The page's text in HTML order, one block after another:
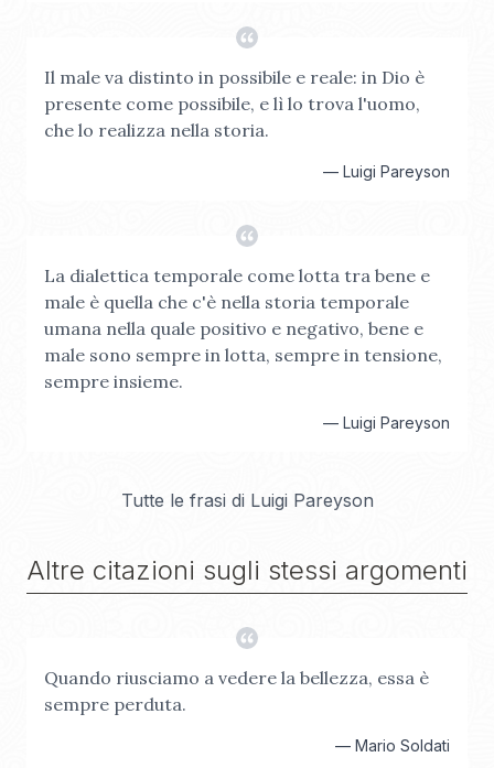
Il male va distinto in possibile e reale: in Dio è
presente come possibile, e lì lo trova l'uomo,
che lo realizza nella storia.
— Luigi Pareyson
La dialettica temporale come lotta tra bene e
male è quella che c'è nella storia temporale
umana nella quale positivo e negativo, bene e
male sono sempre in lotta, sempre in tensione,
sempre insieme.
— Luigi Pareyson
Tutte le frasi di Luigi Pareyson
Altre citazioni sugli stessi argomenti
Quando riusciamo a vedere la bellezza, essa è
sempre perduta.
— Mario Soldati